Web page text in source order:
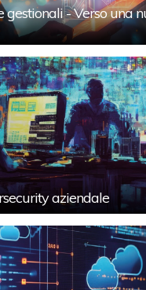
gestionali - Verso una
aziendale